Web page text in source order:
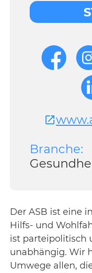
Der ASB ist eine
Hilfs- und
ist parteipolitisch
unabhängig. Wir
Umwege allen,
Branche: